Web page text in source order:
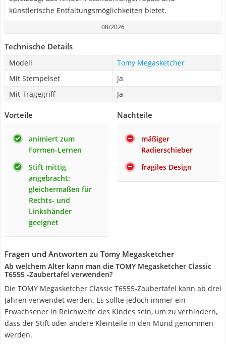
künstlerische Entfaltungsmöglichkeiten bietet.
08/2026
Technische Details
Modell
Tomy Megasketcher
Mit Stempelset
Ja
Mit Tragegriff
Ja
Vorteile
animiert zum
Formen-Lernen
Stift mittig
angebracht:
gleichermaßen für
Rechts- und
Linkshänder
geeignet
Nachteile
mäßiger
Radierschieber
fragiles Design
Fragen und Antworten zu Tomy Megasketcher
Ab welchem Alter kann man die TOMY Megasketcher Classic
T6555 -Zaubertafel verwenden?
Die TOMY Megasketcher Classic T6555-Zaubertafel kann ab drei
Jahren verwendet werden. Es sollte jedoch immer ein
Erwachsener in Reichweite des Kindes sein, um zu verhindern,
dass der Stift oder andere Kleinteile in den Mund genommen
werden.